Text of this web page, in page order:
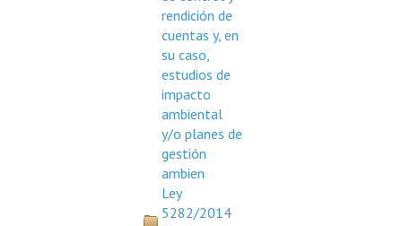
rendición de
cuentas y, en
su caso,
estudios de
impacto
ambiental
y/o planes de
gestión
ambien
Ley
5282/2014